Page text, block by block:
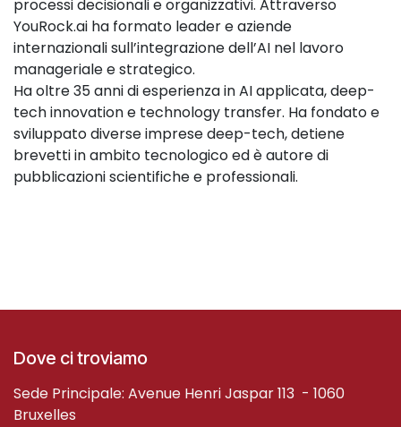
processi decisionali e organizzativi. Attraverso
YouRock.ai ha formato leader e aziende
internazionali sull’integrazione dell’AI nel lavoro
manageriale e strategico.
Ha oltre 35 anni di esperienza in AI applicata, deep-
tech innovation e technology transfer. Ha fondato e
sviluppato diverse imprese deep-tech, detiene
brevetti in ambito tecnologico ed è autore di
pubblicazioni scientifiche e professionali.
Dove ci troviamo
Sede Principale: Avenue Henri Jaspar 113 - 1060
Bruxelles